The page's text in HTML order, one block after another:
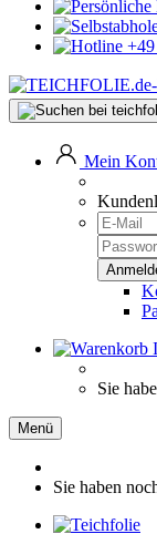
Mein
Sie
Menü
Sie haben